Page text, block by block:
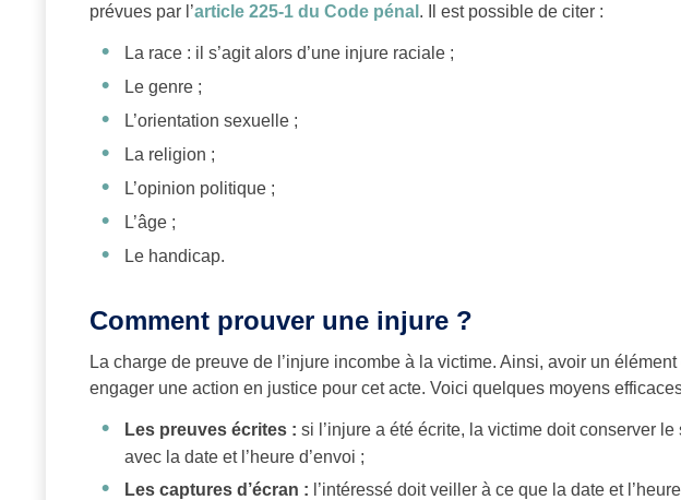
prévues par l’article 225-1 du Code pénal . Il est possible de citer :
La race : il s’agit alors d’une injure raciale ;
Le genre ;
L’orientation sexuelle ;
La religion ;
L’opinion politique ;
L’âge ;
Le handicap.
Comment prouver une injure ?
La charge de preuve de l’injure incombe à la victime. Ainsi, avoir un
engager une action en justice pour cet acte. Voici quelques moyens
Les preuves écrites : si l’injure a été écrite, la victime doit conserver le
avec la date et l’heure d’envoi ;
Les captures d’écran : l’intéressé doit veiller à ce que la date et